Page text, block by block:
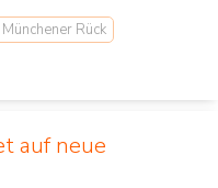
Münchener Rück
auf neue